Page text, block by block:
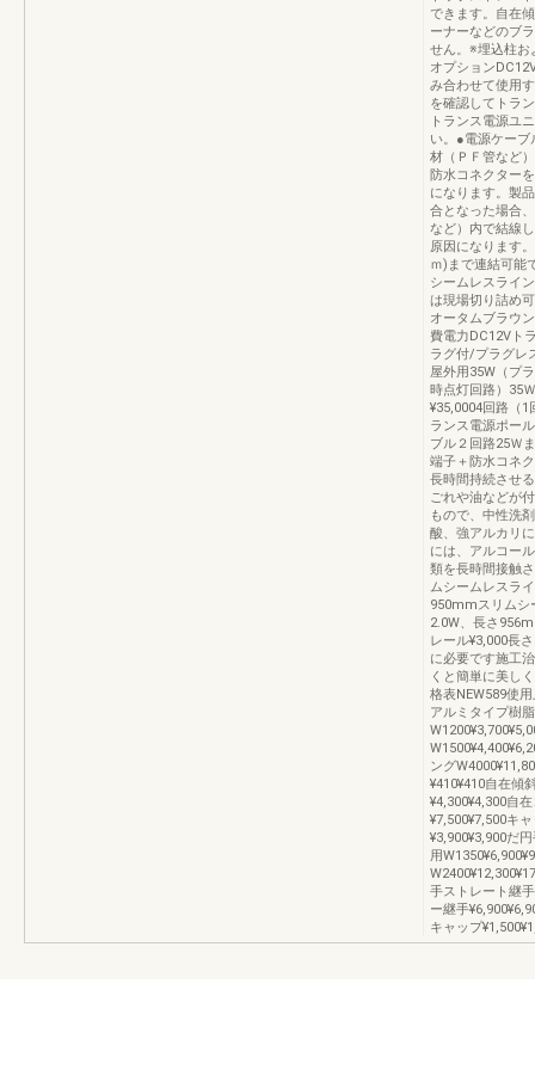
できます。自在
ーナーなどのブ
せん。※埋込柱お
オプション
み合わせて使用
を確認してトラ
トランス電源ユ
い。●電源ケーブ
材（ＰＦ管など
防水コネクター
になります。製
合となった場合
など）内で結線
原因になります
ｍ)まで連結可能
シームレスライ
は現場切り詰め
オータムブラウ
費電力DC12Vト
ラグ付/プラグレ
屋外用35W（プ
時点灯回路）35
¥35,0004回路（
ランス電源ポー
ブル２回路25Ｗ
端子＋防水コネ
長時間持続させ
ごれや油などが
もので、中性洗
酸、強アルカリ
には、アルコー
類を長時間接触
ムシームレスラ
950mmスリムシ
2.0W、長さ
レール¥3,000長
に必要です施工
くと簡単に美し
格表NEW589使
アルミタイプ樹
ング
¥410¥410自在傾
¥4,300¥4,300自
¥7,500¥7,500キ
¥3,900¥3,900だ
用
手ストレート継
ー継手
キャップ